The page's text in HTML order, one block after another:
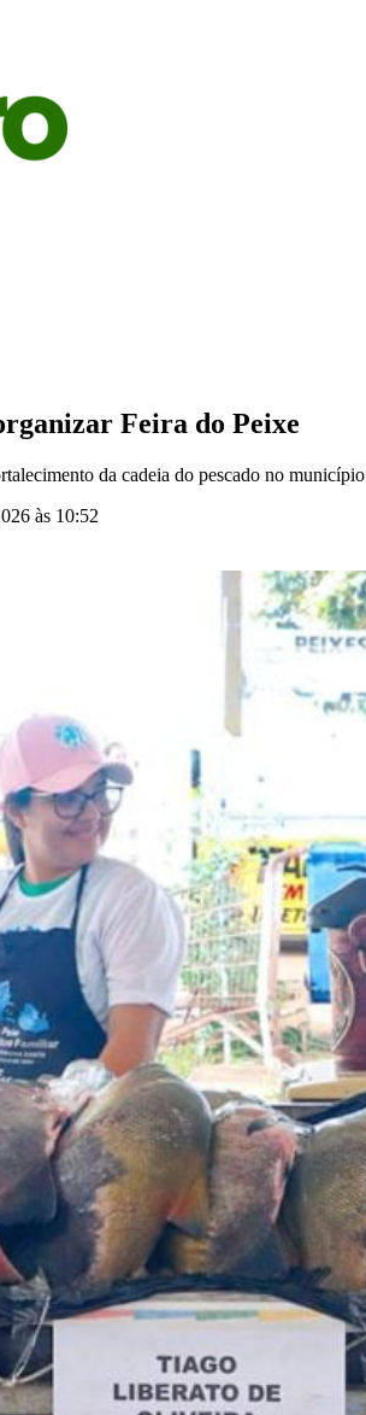
Feira do Peixe
da cadeia do pescado no município
às 10:52